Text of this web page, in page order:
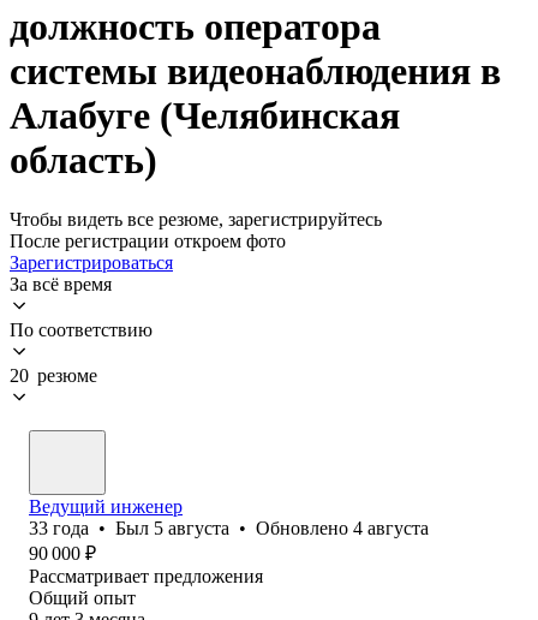
должность оператора
системы видеонаблюдения в
Алабуге (Челябинская
область)
Чтобы видеть все резюме, зарегистрируйтесь
После регистрации откроем фото
Зарегистрироваться
За всё время
По соответствию
20 резюме
Ведущий инженер
33 года • Был 5 августа • Обновлено 4 августа
90 000 ₽
Рассматривает предложения
Общий опыт